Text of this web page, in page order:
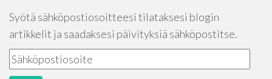
Syötä sähköpostiosoitteesi tilataksesi blogin
artikkelit ja saadaksesi päivityksiä sähköpostitse.